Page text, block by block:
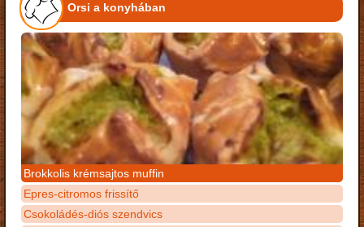
Orsi a konyhában
Brokkolis krémsajtos muffin
Epres-citromos frissítő
Csokoládés-diós szendvics